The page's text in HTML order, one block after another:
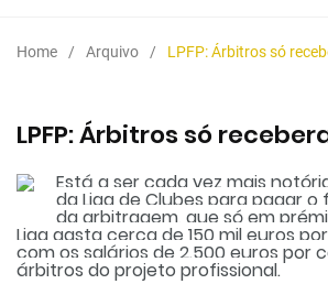
Home Arquivo LPFP: Árbitros só
LPFP: Árbitros só
Está a ser cada vez mais
da Liga de Clubes para pagar
da arbitragem, que só em
Liga gasta cerca de 150 mil euros
com os salários de 2.500 euros por
árbitros do projeto profissional.